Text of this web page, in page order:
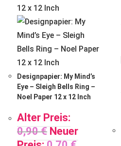
Designpapier: My Mind’s
Eye – Sleigh Bells Ring –
Noel Paper 12 x 12 Inch
Alter Preis:
0,90€ Neuer